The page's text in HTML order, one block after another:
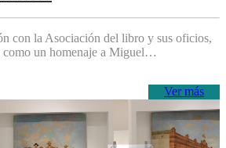
con la Asociación del libro y sus oficios,
como un homenaje a Miguel…
Ver más